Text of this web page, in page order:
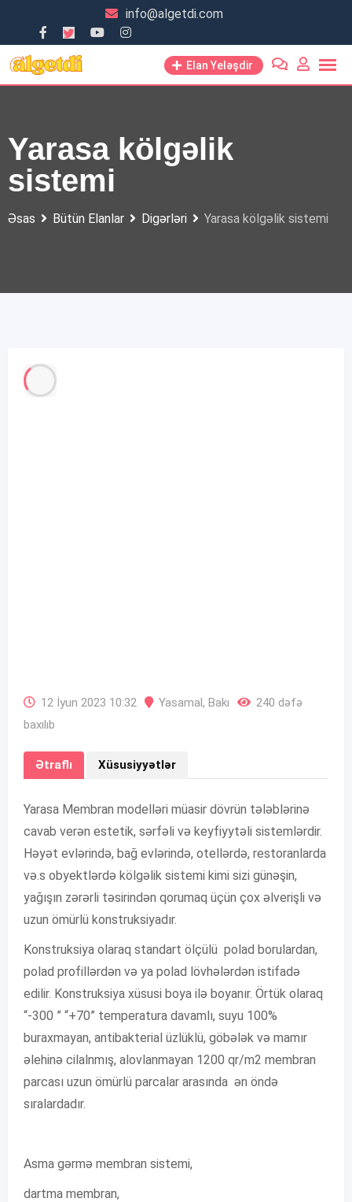
content
info@algetdi.com
Elan Yeləşdir
Yarasa kölgəlik
sistemi
Əsas Bütün Elanlar Digərləri Yarasa kölgəlik sistemi
12 İyun 2023 10:32 Yasamal, Bakı
240 dəfə
baxılıb
Ətraflı Xüsusiyyətlər
Yarasa Membran modelləri müasir dövrün tələblərinə
cavab verən estetik, sərfəli və keyfiyytəli sistemlərdir.
Həyət evlərində, bağ evlərində, otellərdə, restoranlarda
və.s obyektlərdə kölgəlik sistemi kimi sizi günəşin,
yağışın zərərli təsirindən qorumaq üçün çox əlverişli və
uzun ömürlü konstruksiyadır.
Konstruksiya olaraq standart ölçülü polad borulardan,
polad profillərdən və ya polad lövhələrdən istifadə
edilir. Konstruksiya xüsusi boya ilə boyanır. Örtük olaraq
“-300 ” “+70” temperatura davamlı, suyu 100%
buraxmayan, antibakterial üzlüklü, göbələk və mamır
əlehinə cilalnmış, alovlanmayan 1200 qr/m2 membran
parcası uzun ömürlü parcalar arasında ən öndə
sıralardadır.
Asma gərmə membran sistemi,
dartma membran,